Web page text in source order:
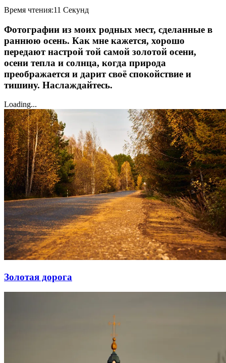
Posted
01.10.2024
Время чтения:11 Секунд
Фотографии из моих родных мест, сделанные в
раннюю осень. Как мне кажется, хорошо
передают настрой той самой золотой осени,
осени тепла и солнца, когда природа
преображается и дарит своё спокойствие и
тишину. Наслаждайтесь.
Loading...
Золотая дорога